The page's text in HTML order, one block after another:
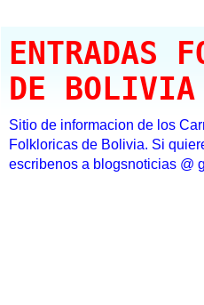
ENTRADAS
DE BOLIVIA
Sitio de informacion de los
Folkloricas de Bolivia. Si
escribenos a blogsnoticias @